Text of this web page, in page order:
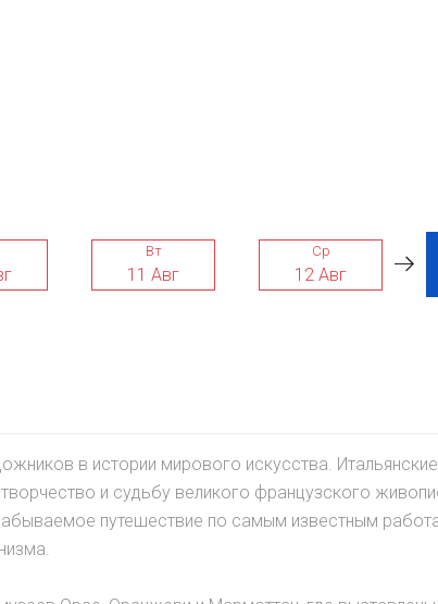
Вт
11 Авг
Ср
12 Авг
в истории мирового искусства. Итальянские
и судьбу великого французского
путешествие по самым известным